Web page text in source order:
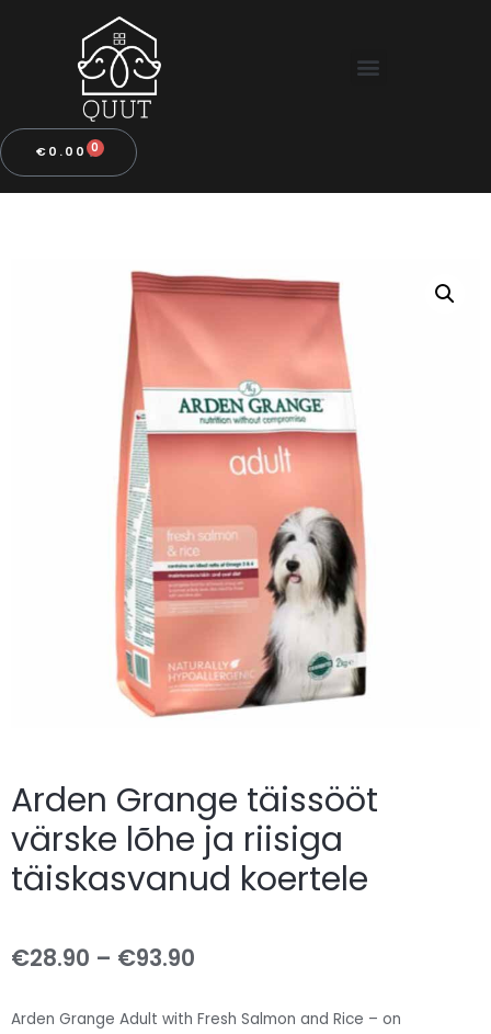
€ 0.00 0
Arden Grange täissööt
värske lõhe ja riisiga
täiskasvanud koertele
€28.90 – €93.90
Arden Grange Adult with Fresh Salmon and Rice – on